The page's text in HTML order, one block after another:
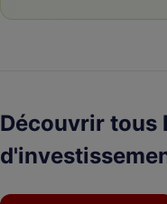
Découvrir tous